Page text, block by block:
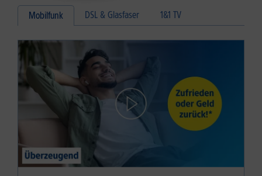
Mobilfunk DSL & Glasfaser 1&1 TV